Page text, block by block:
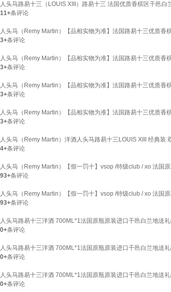
人头马路易十三（LOUIS XIII）路易十三 法国优质香槟区干邑
11+条评论
人头马（Remy Martin）【品相实物为准】法国路易十三优质香
3+条评论
人头马（Remy Martin）【品相实物为准】法国路易十三优质香
3+条评论
人头马（Remy Martin）【品相实物为准】法国路易十三优质香
3+条评论
人头马（Remy Martin）【品相实物为准】法国路易十三优质香
3+条评论
人头马（Remy Martin）洋酒人头马路易十三LOUIS XIII 经典
4+条评论
人头马（Remy Martin）【假一罚十】vsop /特级club / xo 法国
93+条评论
人头马（Remy Martin）【假一罚十】vsop /特级club / xo 法国
93+条评论
人头马路易十三洋酒 700ML*1法国原瓶原装进口干邑白兰地送
0+条评论
人头马路易十三洋酒 700ML*1法国原瓶原装进口干邑白兰地送
0+条评论
人头马路易十三洋酒 700ML*1法国原瓶原装进口干邑白兰地送
0+条评论